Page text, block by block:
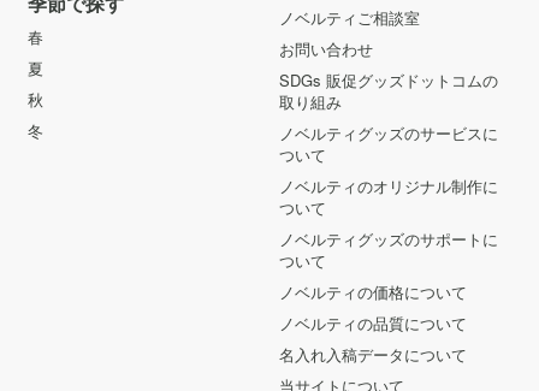
春
夏
秋
冬
ノベルティご相談室
お問い合わせ
SDGs 販促グッズドットコムの
取り組み
ノベルティグッズのサービスに
ついて
ノベルティのオリジナル制作に
ついて
ノベルティグッズのサポートに
ついて
ノベルティの価格について
ノベルティの品質について
名入れ入稿データについて
当サイトについて